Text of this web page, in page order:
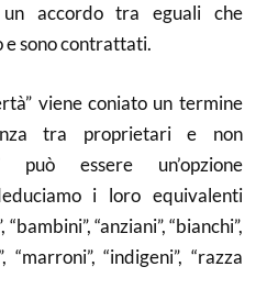
accordo tra eguali che
sono contrattati.
viene coniato un termine
tra proprietari e non
può essere un’opzione
i loro equivalenti
“anziani”, “bianchi”,
“marroni”, “indigeni”, “razza